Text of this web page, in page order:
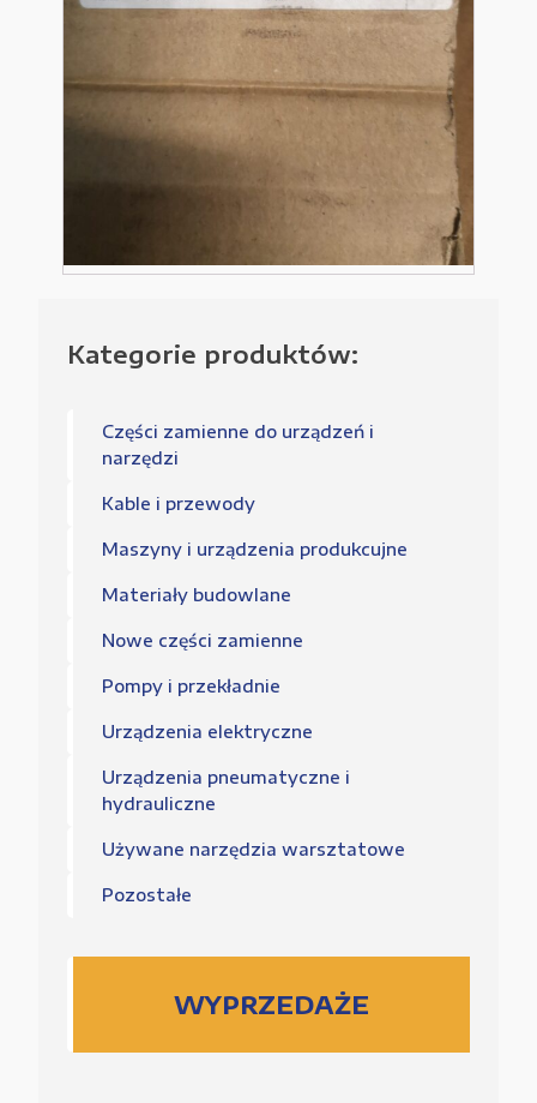
Kategorie produktów:
Części zamienne do urządzeń i
narzędzi
Kable i przewody
Maszyny i urządzenia produkcujne
Materiały budowlane
Nowe części zamienne
Pompy i przekładnie
Urządzenia elektryczne
Urządzenia pneumatyczne i
hydrauliczne
Używane narzędzia warsztatowe
Pozostałe
WYPRZEDAŻE